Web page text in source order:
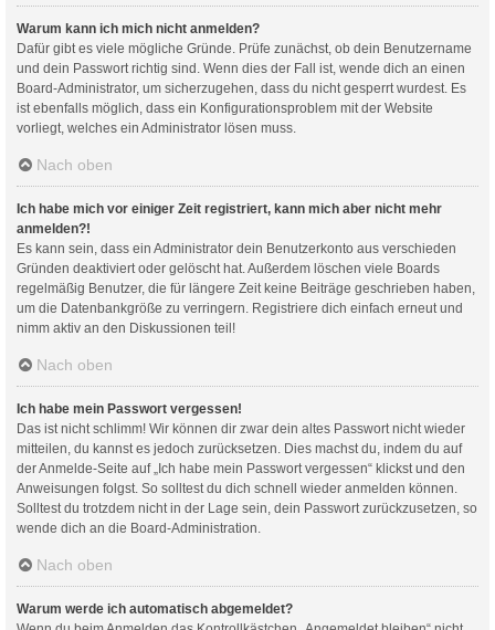
Warum kann ich mich nicht anmelden?
Dafür gibt es viele mögliche Gründe. Prüfe zunächst, ob dein Benutzername
und dein Passwort richtig sind. Wenn dies der Fall ist, wende dich an einen
Board-Administrator, um sicherzugehen, dass du nicht gesperrt wurdest. Es
ist ebenfalls möglich, dass ein Konfigurationsproblem mit der Website
vorliegt, welches ein Administrator lösen muss.
Nach oben
Ich habe mich vor einiger Zeit registriert, kann mich aber nicht mehr
anmelden?!
Es kann sein, dass ein Administrator dein Benutzerkonto aus verschieden
Gründen deaktiviert oder gelöscht hat. Außerdem löschen viele Boards
regelmäßig Benutzer, die für längere Zeit keine Beiträge geschrieben haben,
um die Datenbankgröße zu verringern. Registriere dich einfach erneut und
nimm aktiv an den Diskussionen teil!
Nach oben
Ich habe mein Passwort vergessen!
Das ist nicht schlimm! Wir können dir zwar dein altes Passwort nicht wieder
mitteilen, du kannst es jedoch zurücksetzen. Dies machst du, indem du auf
der Anmelde-Seite auf „Ich habe mein Passwort vergessen“ klickst und den
Anweisungen folgst. So solltest du dich schnell wieder anmelden können.
Solltest du trotzdem nicht in der Lage sein, dein Passwort zurückzusetzen, so
wende dich an die Board-Administration.
Nach oben
Warum werde ich automatisch abgemeldet?